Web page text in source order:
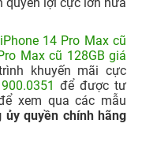
quyền lợi cực lớn nữa
iPhone 14 Pro Max cũ
Max cũ 128GB giá
khuyến mãi cực
để được tư
xem qua các mẫu
ủy quyền chính hãng